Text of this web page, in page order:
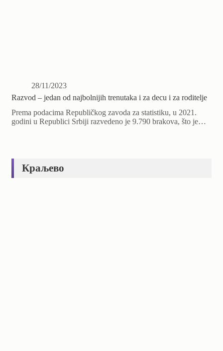
28/11/2023
Razvod – jedan od najbolnijih trenutaka i za decu i za roditelje
Prema podacima Republičkog zavoda za statistiku, u 2021.
godini u Republici Srbiji razvedeno je 9.790 brakova, što je…
Краљево